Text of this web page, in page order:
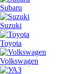
Subaru
Suzuki
Toyota
Volkswagen